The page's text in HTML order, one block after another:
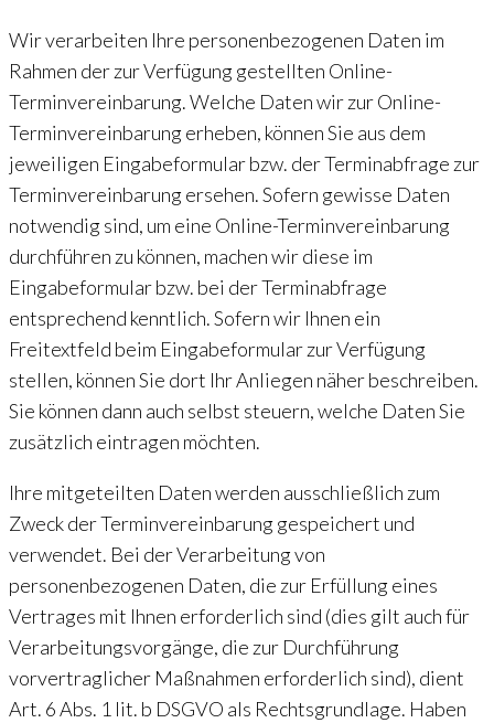
Wir verarbeiten Ihre personenbezogenen Daten im
Rahmen der zur Verfügung gestellten Online-
Terminvereinbarung. Welche Daten wir zur Online-
Terminvereinbarung erheben, können Sie aus dem
jeweiligen Eingabeformular bzw. der Terminabfrage zur
Terminvereinbarung ersehen. Sofern gewisse Daten
notwendig sind, um eine Online-Terminvereinbarung
durchführen zu können, machen wir diese im
Eingabeformular bzw. bei der Terminabfrage
entsprechend kenntlich. Sofern wir Ihnen ein
Freitextfeld beim Eingabeformular zur Verfügung
stellen, können Sie dort Ihr Anliegen näher beschreiben.
Sie können dann auch selbst steuern, welche Daten Sie
zusätzlich eintragen möchten.
Ihre mitgeteilten Daten werden ausschließlich zum
Zweck der Terminvereinbarung gespeichert und
verwendet. Bei der Verarbeitung von
personenbezogenen Daten, die zur Erfüllung eines
Vertrages mit Ihnen erforderlich sind (dies gilt auch für
Verarbeitungsvorgänge, die zur Durchführung
vorvertraglicher Maßnahmen erforderlich sind), dient
Art. 6 Abs. 1 lit. b DSGVO als Rechtsgrundlage. Haben